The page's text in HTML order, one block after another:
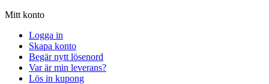
Mitt konto
Logga in
Skapa konto
Begär nytt lösenord
Var är min leverans?
Lös in kupong